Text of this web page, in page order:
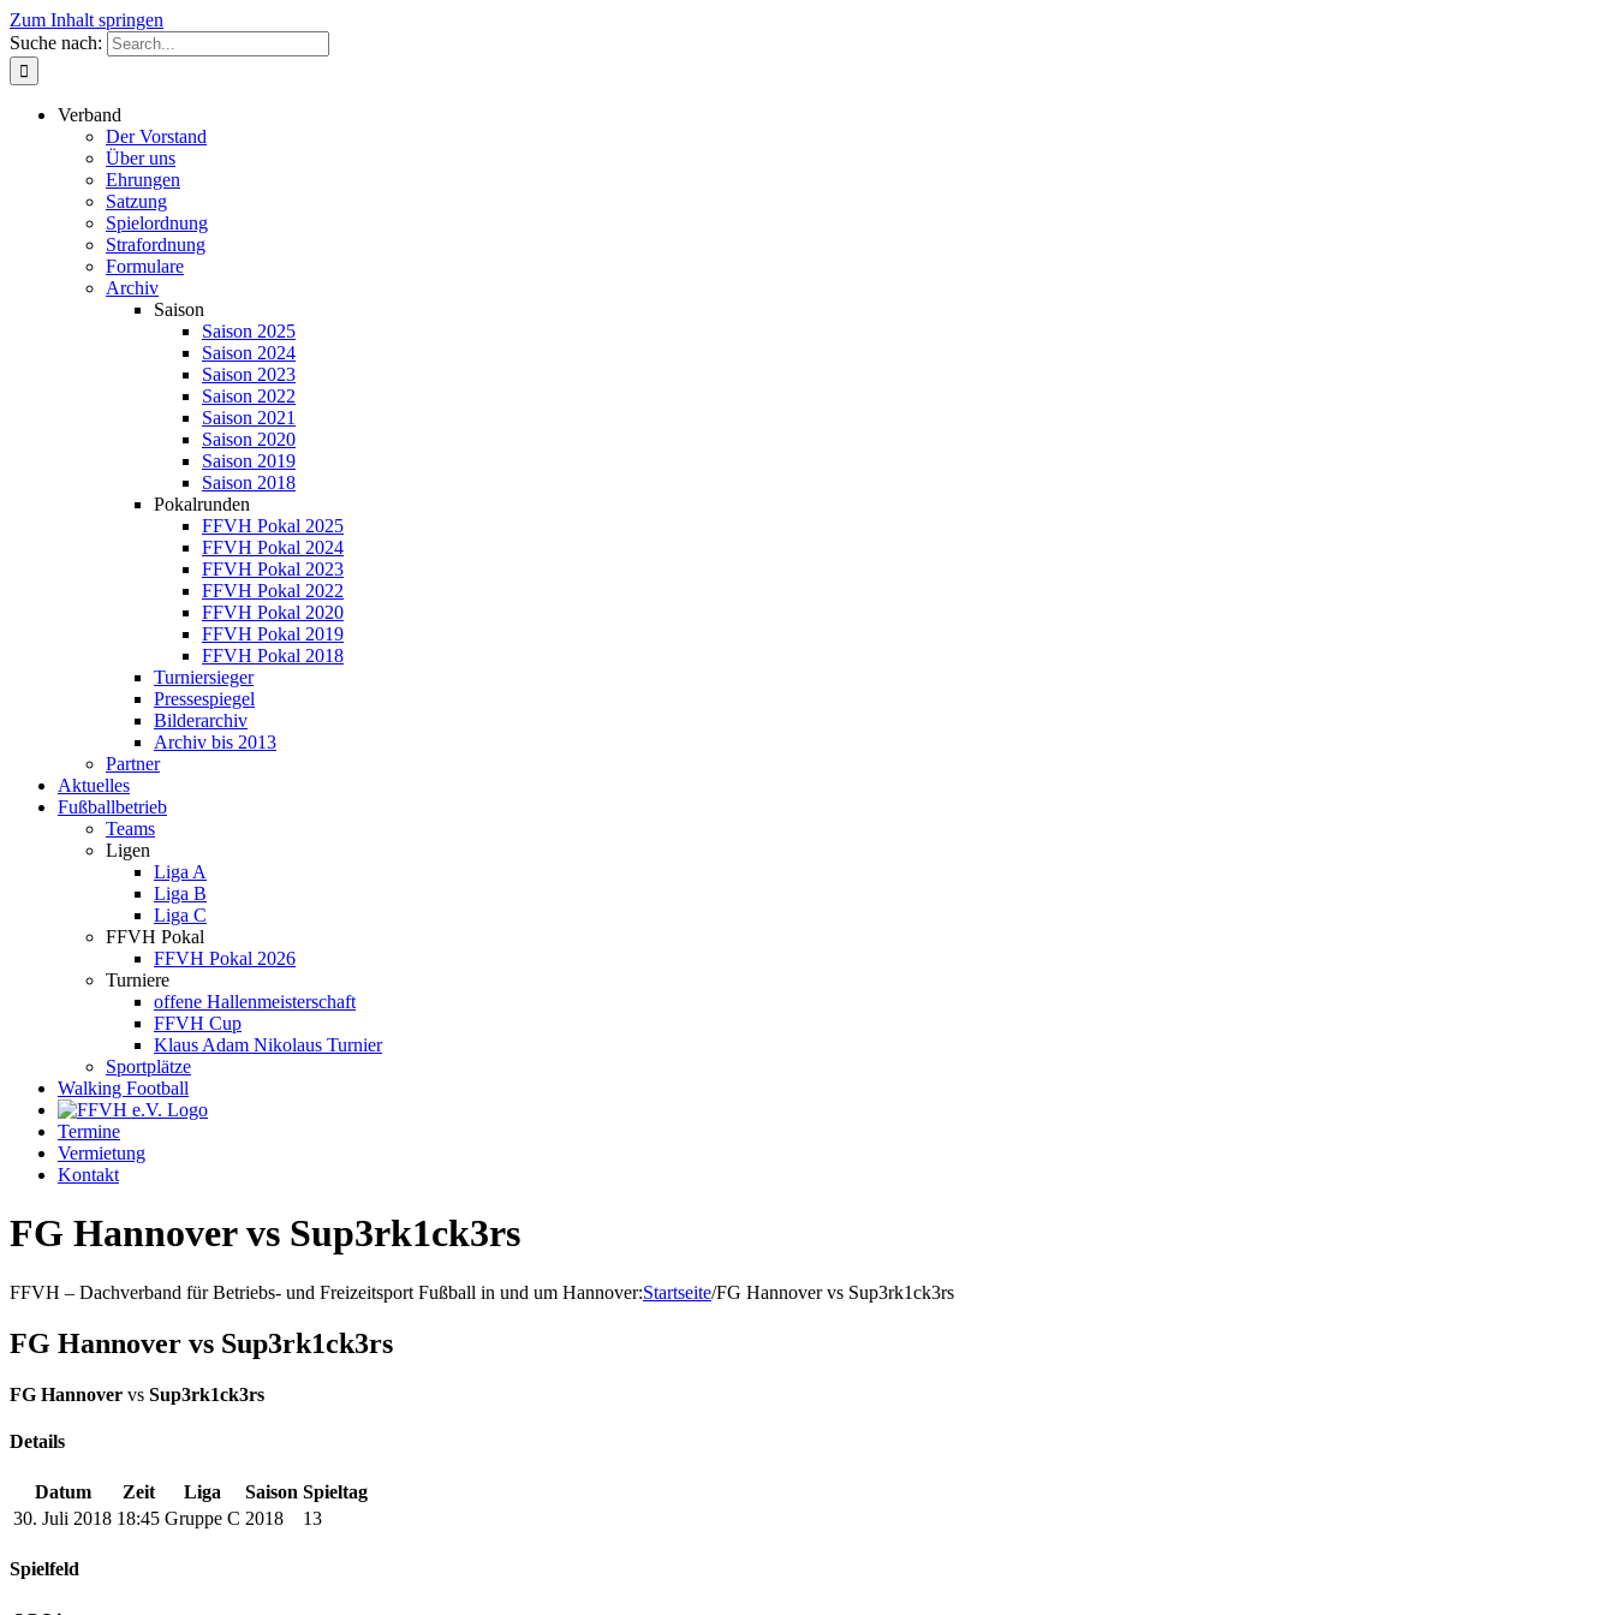
Zum Inhalt springen
Suche nach:
Verband
Der Vorstand
Über uns
Ehrungen
Satzung
Spielordnung
Strafordnung
Formulare
Archiv
Saison
Saison 2025
Saison 2024
Saison 2023
Saison 2022
Saison 2021
Saison 2020
Saison 2019
Saison 2018
Pokalrunden
FFVH Pokal 2025
FFVH Pokal 2024
FFVH Pokal 2023
FFVH Pokal 2022
FFVH Pokal 2020
FFVH Pokal 2019
FFVH Pokal 2018
Turniersieger
Pressespiegel
Bilderarchiv
Archiv bis 2013
Partner
Aktuelles
Fußballbetrieb
Teams
Ligen
Liga A
Liga B
Liga C
FFVH Pokal
FFVH Pokal 2026
Turniere
offene Hallenmeisterschaft
FFVH Cup
Klaus Adam Nikolaus Turnier
Sportplätze
Walking Football
Termine
Vermietung
Kontakt
FG Hannover vs Sup3rk1ck3rs
FFVH – Dachverband für Betriebs- und Freizeitsport Fußball in und um Hannover:Startseite/FG Hannover vs Sup3rk1ck3rs
FG Hannover vs Sup3rk1ck3rs
FG Hannover vs Sup3rk1ck3rs
Details
Datum Zeit Liga Saison Spieltag
30. Juli 2018 18:45 Gruppe C 2018 13
Spielfeld